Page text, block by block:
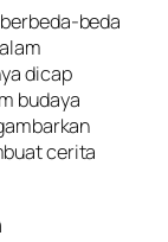
beda
dicap
budaya
cerita